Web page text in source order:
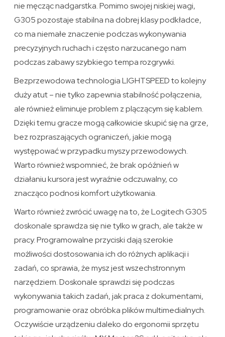
nie męcząc nadgarstka. Pomimo swojej niskiej wagi,
G305 pozostaje stabilna na dobrej klasy podkładce,
co ma niemałe znaczenie podczas wykonywania
precyzyjnych ruchach i często narzucanego nam
podczas zabawy szybkiego tempa rozgrywki.
Bezprzewodowa technologia LIGHTSPEED to kolejny
duży atut – nie tylko zapewnia stabilność połączenia,
ale również eliminuje problem z plączącym się kablem.
Dzięki temu gracze mogą całkowicie skupić się na grze,
bez rozpraszających ograniczeń, jakie mogą
występować w przypadku myszy przewodowych.
Warto również wspomnieć, że brak opóźnień w
działaniu kursora jest wyraźnie odczuwalny, co
znacząco podnosi komfort użytkowania.
Warto również zwrócić uwagę na to, że Logitech G305
doskonale sprawdza się nie tylko w grach, ale także w
pracy. Programowalne przyciski dają szerokie
możliwości dostosowania ich do różnych aplikacji i
zadań, co sprawia, że mysz jest wszechstronnym
narzędziem. Doskonale sprawdzi się podczas
wykonywania takich zadań, jak praca z dokumentami,
programowanie oraz obróbka plików multimedialnych.
Oczywiście urządzeniu daleko do ergonomii sprzętu